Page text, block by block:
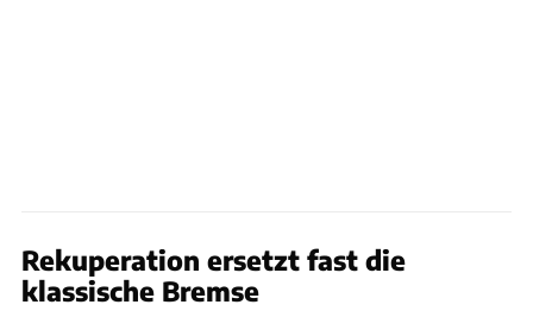
Rekuperation ersetzt fast die
klassische Bremse